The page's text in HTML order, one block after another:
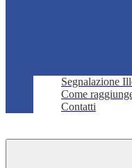
Segnalazione
Come
Contatti